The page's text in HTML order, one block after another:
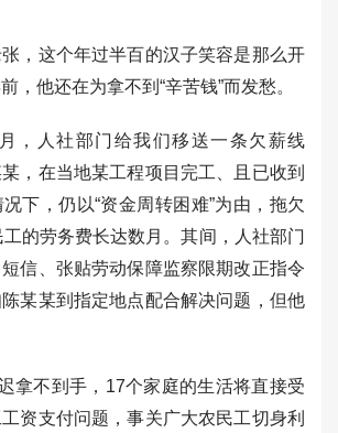
这个年过半百的汉子笑容是那么开
，他还在为拿不到“辛苦钱”而发愁。
人社部门给我们移送一条欠薪线
，在当地某工程项目完工、且已收到
下，仍以“资金周转困难”为由，拖欠
的劳务费长达数月。其间，人社部门
信、张贴劳动保障监察限期改正指令
某某到指定地点配合解决问题，但他
不到手，17个家庭的生活将直接受
资支付问题，事关广大农民工切身利